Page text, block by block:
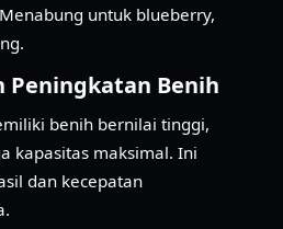
untuk blueberry,
Peningkatan Benih
benih bernilai tinggi,
kapasitas maksimal. Ini
dan kecepatan